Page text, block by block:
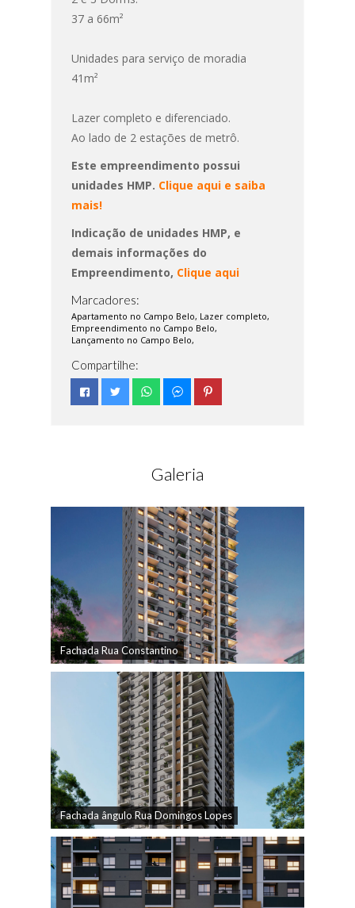
37 a 66m²
Unidades para serviço de moradia
41m²
Lazer completo e diferenciado.
Ao lado de 2 estações de metrô.
Este empreendimento possui
unidades HMP. Clique aqui e saiba
mais!
Indicação de unidades HMP, e
demais informações do
Empreendimento, Clique aqui
Marcadores:
Apartamento no Campo Belo, Lazer completo,
Empreendimento no Campo Belo,
Lançamento no Campo Belo,
Compartilhe:
Galeria
Fachada Rua Constantino
Fachada ângulo Rua Domingos Lopes